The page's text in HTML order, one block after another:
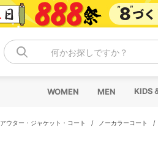
何かお探しですか？
WOMEN MEN KIDS
アウター・ジャケット・コート / ノーカラーコート /